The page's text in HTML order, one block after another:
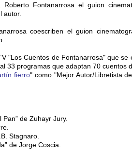
Fontanarrosa el guion
autor.
coescriben el guion
"Los Cuentos de Fontanarrosa" que se
33 programas que adaptan 70 cuentos
fierro" como "Mejor Autor/Libretista
de Zuhayr Jury.
Stagnaro.
de Jorge Coscia.